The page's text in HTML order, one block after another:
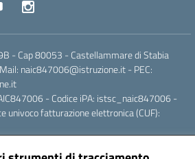
- Cap 80053 - Castellammare di Stabia
naic847006@istruzione.it - PEC:
- Codice iPA: istsc_naic847006 -
univoco fatturazione elettronica (CUF):